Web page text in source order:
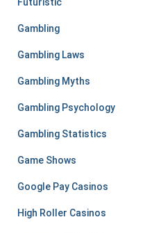
Gambling
Gambling Laws
Gambling Myths
Gambling Psychology
Gambling Statistics
Game Shows
Google Pay Casinos
High Roller Casinos